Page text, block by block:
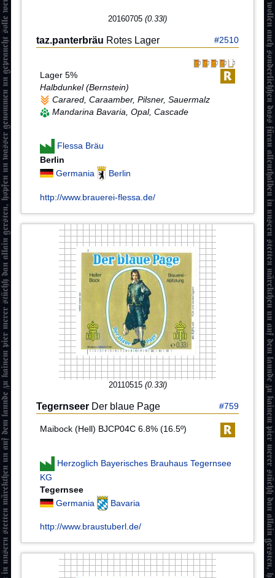
20160705 (0.33l)
taz.panterbräu Rotes Lager #2510
Lager 5%
Halbdunkel (Bernstein)
Carared, Caraamber, Pilsner, Sauermalz
Mandarina Bavaria, Opal, Cascade
Flessa Bräu
Berlin
Germania
Berlin
http://www.brauerei-flessa.de/
20110515 (0.33l)
Tegernseer Der blaue Page #759
Maibock (Hell) BJCP04C 6.8% (16.5º)
Herzoglich Bayerisches Brauhaus Tegernsee
KG
Tegernsee
Germania
Bavaria
http://www.braustuberl.de/